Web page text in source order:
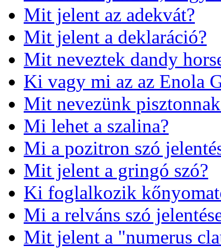
Mit jelent az adekvát?
Mit jelent a deklaráció?
Mit neveztek dandy
Ki vagy mi az az Enola
Mit nevezünk
Mi lehet a szalina?
Mi a pozitron szó
Mit jelent a gringó szó?
Ki foglalkozik
Mi a relváns szó
Mit jelent a "numerus